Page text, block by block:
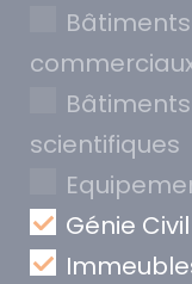
scientifiques
Génie Civil